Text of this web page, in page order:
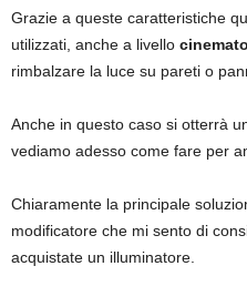
Grazie a queste caratteristiche
utilizzati, anche a livello
rimbalzare la luce su pareti o
Anche in questo caso si otterrà
vediamo adesso come fare per
Chiaramente la principale
modificatore che mi sento di
acquistate un illuminatore.